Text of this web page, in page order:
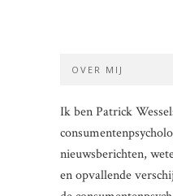
OVER MIJ
Ik ben Patrick
nieuwsberichten,
en opvallende